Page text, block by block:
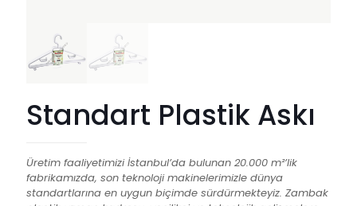
Standart Plastik Askı
Üretim faaliyetimizi İstanbul’da bulunan 20.000 m²’lik
fabrikamızda, son teknoloji makinelerimizle dünya
standartlarına en uygun biçimde sürdürmekteyiz. Zambak